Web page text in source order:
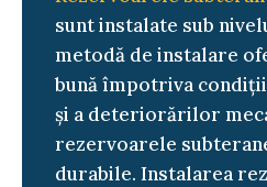
sunt instalate sub
metodă de instalare
bună împotriva
și a deteriorărilor
rezervoarele
durabile. Instalarea